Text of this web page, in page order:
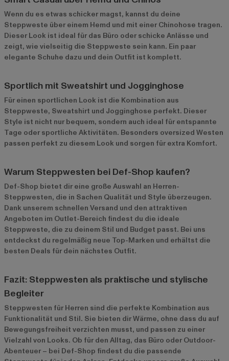
Wenn du es etwas schicker magst, kannst du deine
Steppweste über einem Hemd und mit einer Chinohose tragen.
Dieser Look ist ideal für das Büro oder schicke Anlässe und
zeigt, wie vielseitig die Steppweste sein kann. Ein paar
elegante Schuhe dazu und dein Outfit ist komplett.
Sportlich mit Sweatshirt und Jogginghose
Für einen sportlichen Look ist die Kombination aus
Steppweste, Sweatshirt und Jogginghose perfekt. Dieser
Style ist nicht nur bequem, sondern auch ideal für entspannte
Tage oder sportliche Aktivitäten. Besonders oversized Westen
passen perfekt zu diesem Look und sorgen für extra Komfort.
Warum Steppwesten bei Def-Shop kaufen?
Def-Shop bietet dir eine große Auswahl an Herren-
Steppwesten, die in Sachen Qualität und Style überzeugen.
Dank unserem schnellen Versand und den attraktiven
Angeboten im Outlet-Bereich findest du die ideale
Steppweste, die zu deinem Stil und Budget passt. Bei uns
entdeckst du regelmäßig neue Top-Marken und erhältst die
besten Deals für dein nächstes Outfit.
Fazit: Steppwesten als praktische und stylische
Begleiter
Steppwesten für Herren sind die perfekte Kombination aus
Funktionalität und Stil. Sie bieten dir Wärme, ohne dass du auf
Bewegungsfreiheit verzichten musst, und passen zu einer
Vielzahl von Looks. Ob für den Alltag, das Büro oder Outdoor-
Abenteuer – bei Def-Shop findest du die passende